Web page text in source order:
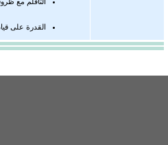
القدرة على